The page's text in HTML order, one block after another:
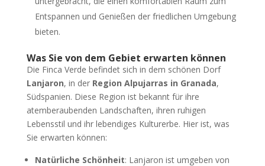
Entspannen und Genießen der friedlichen Umgebung
bieten.
Was Sie von dem Gebiet erwarten können
Die Finca Verde befindet sich in dem schönen Dorf
Lanjaron, in der Region Alpujarras in Granada,
Südspanien. Diese Region ist bekannt für ihre
atemberaubenden Landschaften, ihren ruhigen
Lebensstil und ihr lebendiges Kulturerbe. Hier ist, was
Sie erwarten können:
Natürliche Schönheit: Lanjaron ist umgeben von